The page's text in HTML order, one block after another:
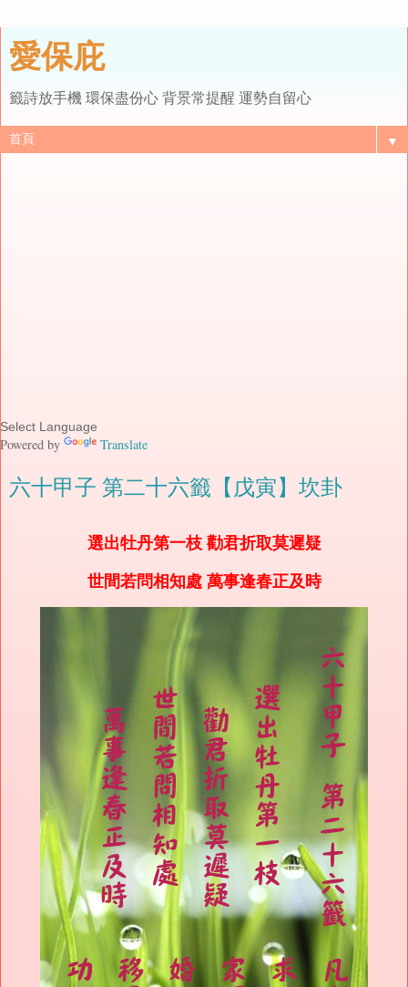
愛保庇
籤詩放手機 環保盡份心 背景常提醒 運勢自留心
▼
Powered by Translate
六十甲子 第二十六籤【戊寅】坎卦
選出牡丹第一枝 勸君折取莫遲疑
世間若問相知處 萬事逢春正及時